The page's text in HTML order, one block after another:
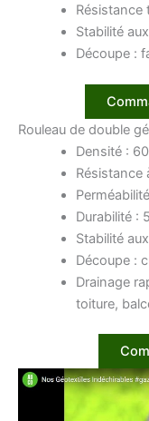
Résistance
Stabilité
Découpe :
Rouleau de double
Densité :
Résistance
Durabilité :
Stabilité
Découpe :
Drainage
toiture,